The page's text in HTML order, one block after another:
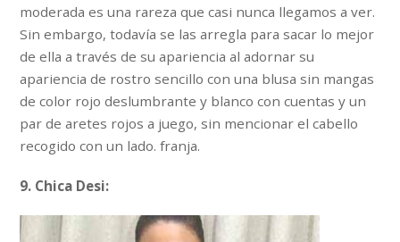
moderada es una rareza que casi nunca llegamos a ver.
Sin embargo, todavía se las arregla para sacar lo mejor
de ella a través de su apariencia al adornar su
apariencia de rostro sencillo con una blusa sin mangas
de color rojo deslumbrante y blanco con cuentas y un
par de aretes rojos a juego, sin mencionar el cabello
recogido con un lado. franja.
9. Chica Desi: